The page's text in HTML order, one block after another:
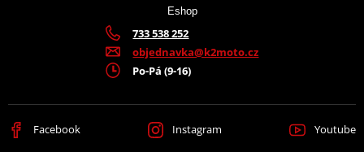
Eshop
733 538 252
objednavka@k2moto.cz
Po-Pá (9-16)
Facebook Instagram Youtube